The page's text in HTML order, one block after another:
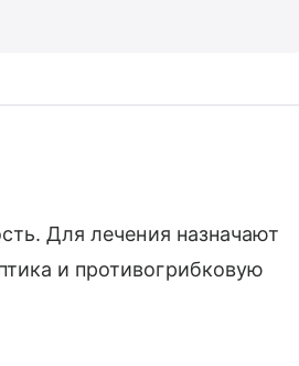
Для лечения назначают
и противогрибковую